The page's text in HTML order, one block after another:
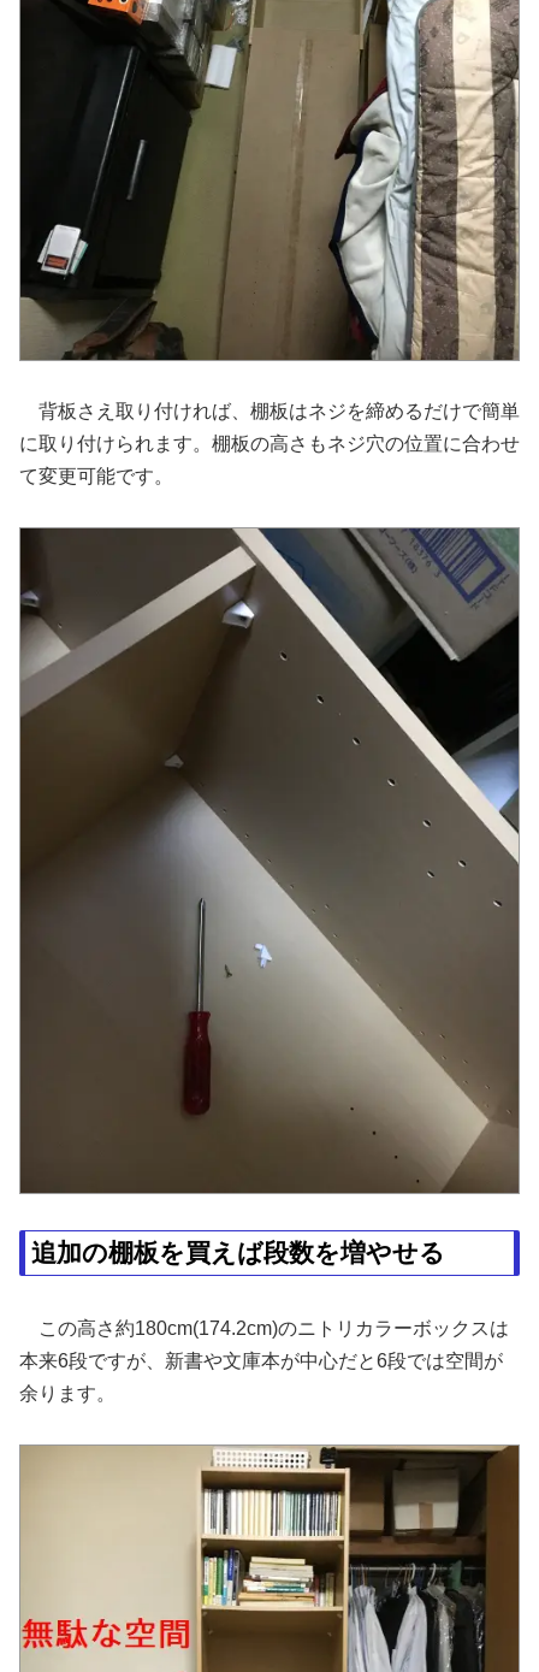
背板さえ取り付ければ、棚板はネジを締めるだけで簡単
に取り付けられます。棚板の高さもネジ穴の位置に合わせ
て変更可能です。
追加の棚板を買えば段数を増やせる
この高さ約180cm(174.2cm)のニトリカラーボックスは
本来6段ですが、新書や文庫本が中心だと6段では空間が
余ります。